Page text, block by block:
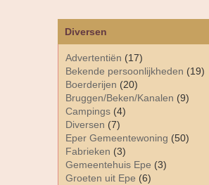
Diversen
Advertentiën (17)
Bekende persoonlijkheden (19)
Boerderijen (20)
Bruggen/Beken/Kanalen (9)
Campings (4)
Diversen (7)
Eper Gemeentewoning (50)
Fabrieken (3)
Gemeentehuis Epe (3)
Groeten uit Epe (6)